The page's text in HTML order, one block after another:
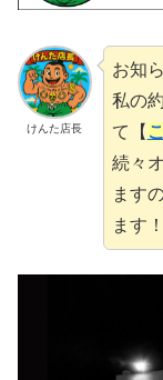
けんた店長
お知
私の
て【
続々
ます
ます！